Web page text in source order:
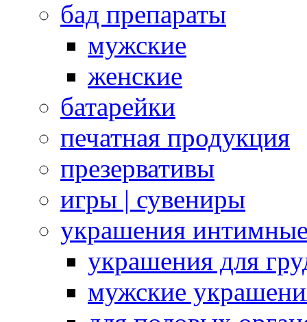
бад препараты
мужские
женские
батарейки
печатная продукция
презервативы
игры | сувениры
украшения
украшения для
мужские